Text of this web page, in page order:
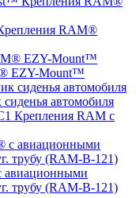
RAM®
EZY-Mount™
автомобиля
Крепления RAM с
авиационными
трубу (RAM-B-121)